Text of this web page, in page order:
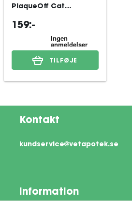
PlaqueOff Cat
159:-
TILFØJE
Kontakt
kundservice@vetapotek.se
Information